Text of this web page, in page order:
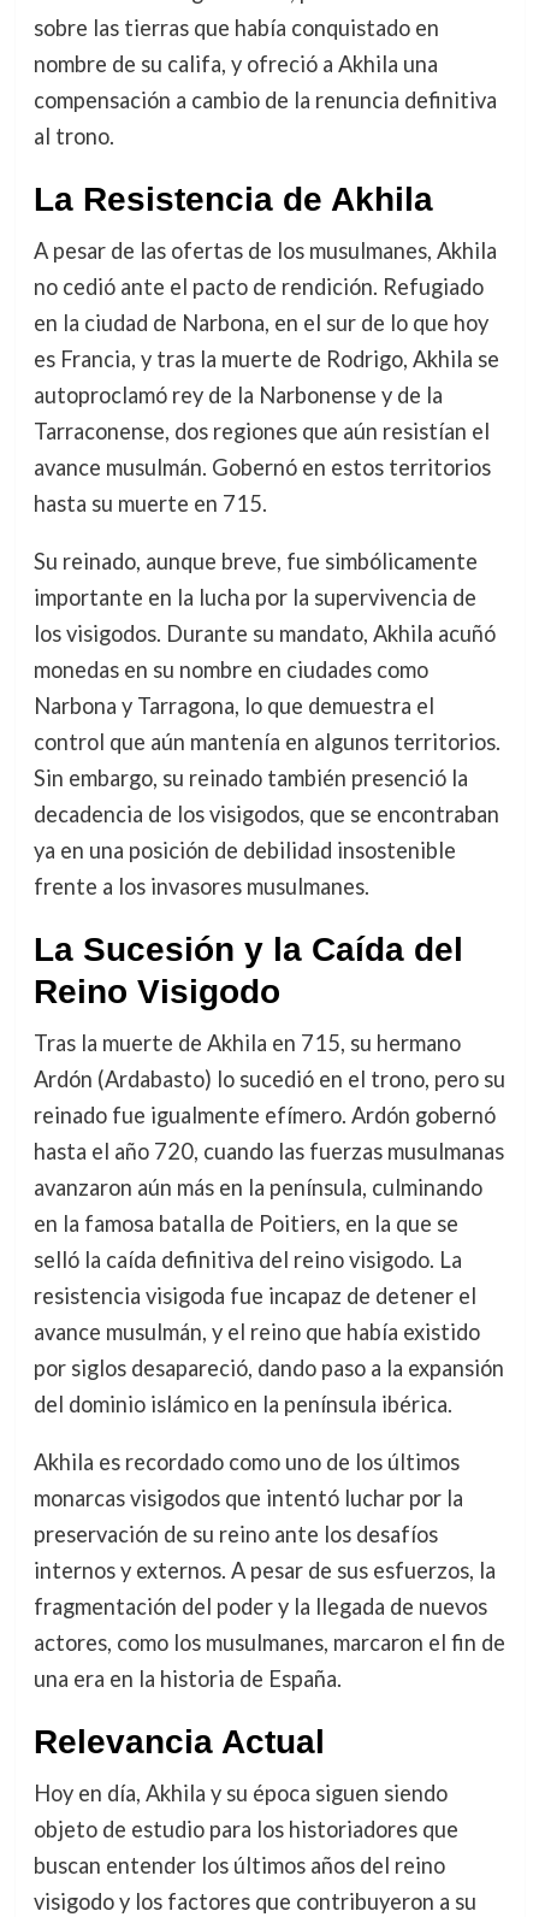
sobre las tierras que había conquistado en
nombre de su califa, y ofreció a Akhila una
compensación a cambio de la renuncia definitiva
al trono.
La Resistencia de Akhila
A pesar de las ofertas de los musulmanes, Akhila
no cedió ante el pacto de rendición. Refugiado
en la ciudad de Narbona, en el sur de lo que hoy
es Francia, y tras la muerte de Rodrigo, Akhila se
autoproclamó rey de la Narbonense y de la
Tarraconense, dos regiones que aún resistían el
avance musulmán. Gobernó en estos territorios
hasta su muerte en 715.
Su reinado, aunque breve, fue simbólicamente
importante en la lucha por la supervivencia de
los visigodos. Durante su mandato, Akhila acuñó
monedas en su nombre en ciudades como
Narbona y Tarragona, lo que demuestra el
control que aún mantenía en algunos territorios.
Sin embargo, su reinado también presenció la
decadencia de los visigodos, que se encontraban
ya en una posición de debilidad insostenible
frente a los invasores musulmanes.
La Sucesión y la Caída del
Reino Visigodo
Tras la muerte de Akhila en 715, su hermano
Ardón (Ardabasto) lo sucedió en el trono, pero su
reinado fue igualmente efímero. Ardón gobernó
hasta el año 720, cuando las fuerzas musulmanas
avanzaron aún más en la península, culminando
en la famosa batalla de Poitiers, en la que se
selló la caída definitiva del reino visigodo. La
resistencia visigoda fue incapaz de detener el
avance musulmán, y el reino que había existido
por siglos desapareció, dando paso a la expansión
del dominio islámico en la península ibérica.
Akhila es recordado como uno de los últimos
monarcas visigodos que intentó luchar por la
preservación de su reino ante los desafíos
internos y externos. A pesar de sus esfuerzos, la
fragmentación del poder y la llegada de nuevos
actores, como los musulmanes, marcaron el fin de
una era en la historia de España.
Relevancia Actual
Hoy en día, Akhila y su época siguen siendo
objeto de estudio para los historiadores que
buscan entender los últimos años del reino
visigodo y los factores que contribuyeron a su